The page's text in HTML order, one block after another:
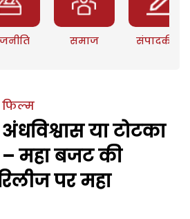
समाज संपादकीय
फिल्म
अंधविश्वास या टोटका
– महा बजट की
पर महा